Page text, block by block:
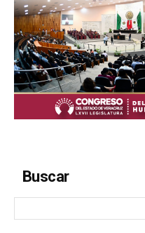
Buscar